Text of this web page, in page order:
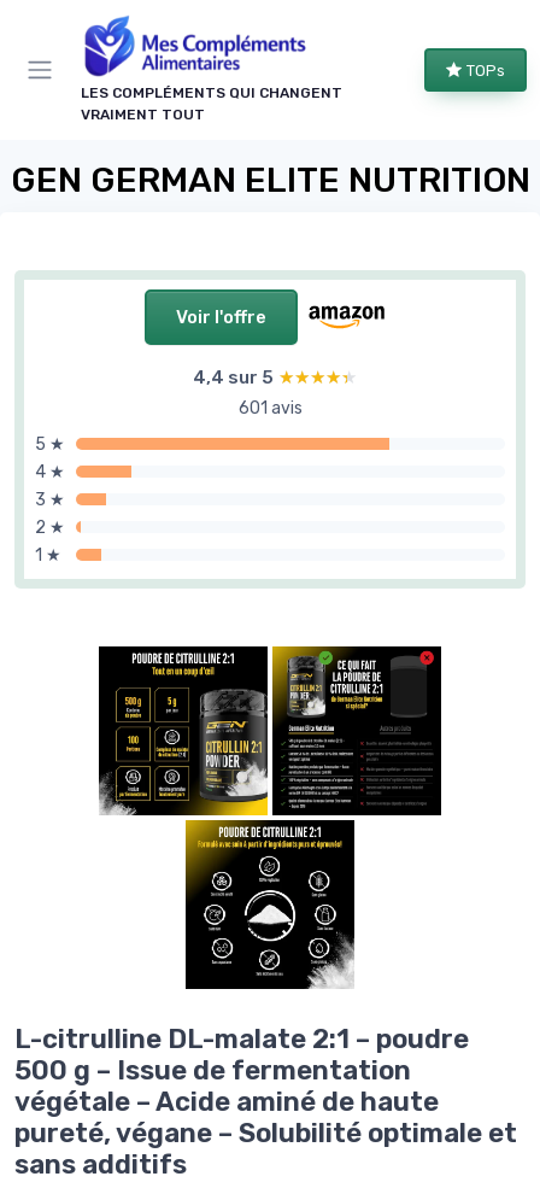
LES COMPLÉMENTS QUI CHANGENT
VRAIMENT TOUT
TOPs
GEN GERMAN ELITE NUTRITION
Voir l'offre
4,4 sur 5 ★★★★★
★★★★★
601 avis
5 ★
4 ★
3 ★
2 ★
1 ★
L-citrulline DL-malate 2:1 – poudre
500 g – Issue de fermentation
végétale – Acide aminé de haute
pureté, végane – Solubilité optimale et
sans additifs
Panneau de gestion des cookies